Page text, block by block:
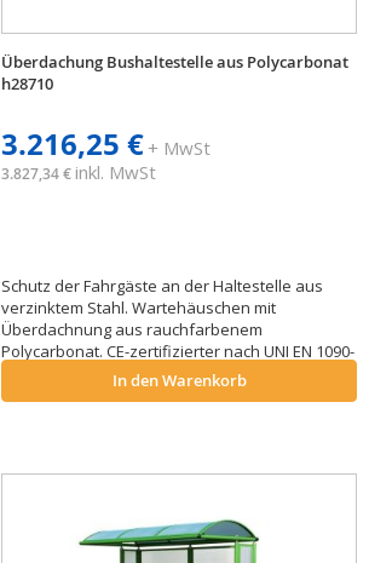
Überdachung Bushaltestelle aus Polycarbonat
h28710
3.216,25 €+ MwSt
3.827,34 € inkl. MwSt
Schutz der Fahrgäste an der Haltestelle aus
verzinktem Stahl. Wartehäuschen mit
Überdachnung aus rauchfarbenem
Polycarbonat. CE-zertifizierter nach UNI EN 1090-
In den Warenkorb